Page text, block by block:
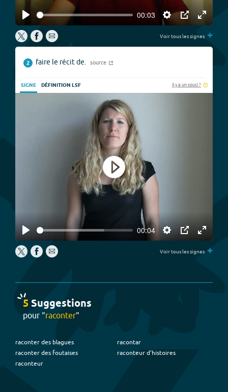
Play
00:03
Settings
PIP
Enter
Voir tous les signes +
2 faire le récit de. source
SIGNE DÉFINITION LSF Il y a un souci ?
Play
00:04
Settings
PIP
Enter
Play
Voir tous les signes +
5Suggestions
pour "raconter"
raconter des blagues
raconter des foutaises
raconteur
racontar
raconteur d'histoires